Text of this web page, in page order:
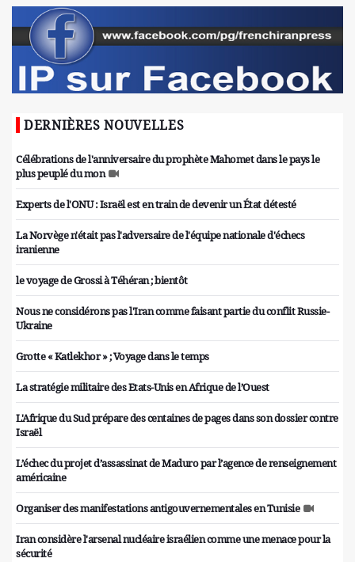
DERNIÈRES NOUVELLES
Célébrations de l'anniversaire du prophète Mahomet dans le pays le
plus peuplé du mon
Experts de l'ONU : Israël est en train de devenir un État détesté
La Norvège n'était pas l'adversaire de l'équipe nationale d'échecs
iranienne
le voyage de Grossi à Téhéran ; bientôt
Nous ne considérons pas l'Iran comme faisant partie du conflit Russie-
Ukraine
Grotte « Katlekhor » ; Voyage dans le temps
La stratégie militaire des Etats-Unis en Afrique de l’Ouest
L'Afrique du Sud prépare des centaines de pages dans son dossier contre
Israël
L’échec du projet d’assassinat de Maduro par l’agence de renseignement
américaine
Organiser des manifestations antigouvernementales en Tunisie
Iran considère l'arsenal nucléaire israélien comme une menace pour la
sécurité